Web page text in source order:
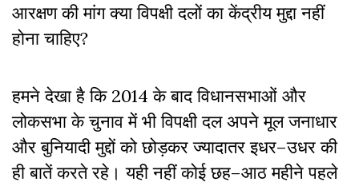
आरक्षण की मांग क्या विपक्षी दलों का केंद्रीय मुद्दा नहीं
होना चाहिए?
हमने देखा है कि2014के बाद विधानसभाओं और
लोकसभा के चुनाव में भी विपक्षी दल अपने मूल जनाधार
और बुनियादी मुद्दों को छोड़कर ज्यादातर इधर–उधर की
ही बातें करते रहे। यही नहीं कोई छह–आठ महीने पहले